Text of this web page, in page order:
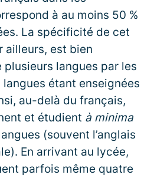
à au moins 50 %
La spécificité de cet
ailleurs, est bien
plusieurs langues par les
étant enseignées
au-delà du français,
et étudient à minima
(souvent l’anglais
En arrivant au lycée,
parfois même quatre